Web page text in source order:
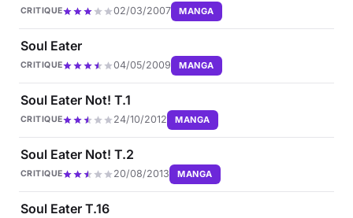
CRITIQUE 02/03/2007 MANGA
Soul Eater
CRITIQUE 04/05/2009 MANGA
Soul Eater Not! T.1
CRITIQUE 24/10/2012 MANGA
Soul Eater Not! T.2
CRITIQUE 20/08/2013 MANGA
Soul Eater T.16